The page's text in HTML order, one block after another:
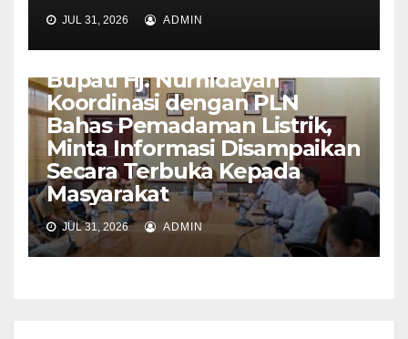
JUL 31, 2026 ADMIN
Bupati Hj. Nurhidayah
Koordinasi dengan PLN
Bahas Pemadaman Listrik,
Minta Informasi Disampaikan
Secara Terbuka Kepada
Masyarakat
JUL 31, 2026 ADMIN